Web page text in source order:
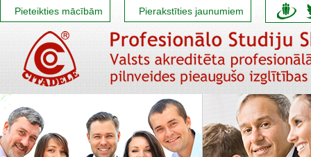
Pieteikties mācībām Pierakstīties jaunumiem